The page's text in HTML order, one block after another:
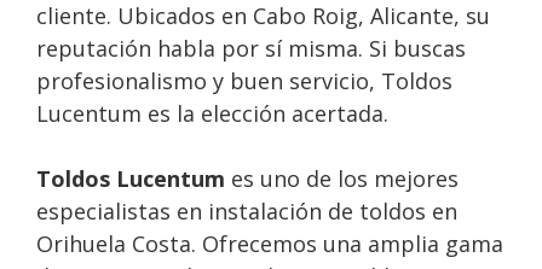
cliente. Ubicados en Cabo Roig, Alicante, su
reputación habla por sí misma. Si buscas
profesionalismo y buen servicio, Toldos
Lucentum es la elección acertada.
Toldos Lucentum es uno de los mejores
especialistas en instalación de toldos en
Orihuela Costa. Ofrecemos una amplia gama